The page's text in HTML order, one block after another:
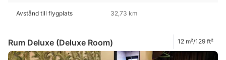
Avstånd till flygplats 32,73 km
Rum Deluxe (Deluxe Room) 12 m²/129 ft²